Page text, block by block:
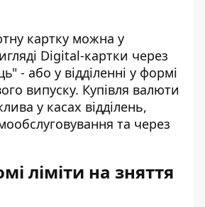
картку можна у
Digital-картки через
- або у відділенні у формі
випуску. Купівля валюти
у касах відділень,
та через
ліміти на зняття